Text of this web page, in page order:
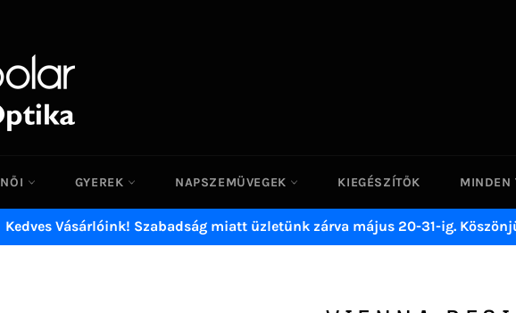
NŐI GYEREK NAPSZEMÜVEGEK KIEGÉSZÍTŐK MINDEN
Kedves Vásárlóink! Szabadság miatt üzletünk zárva május 20-31-ig.